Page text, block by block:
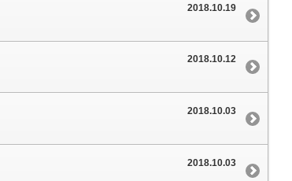
2018.10.19
2018.10.12
2018.10.03
2018.10.03